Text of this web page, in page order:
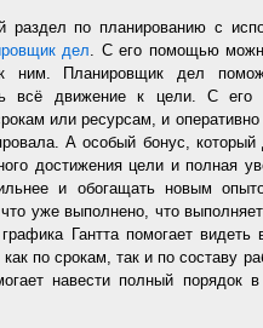
раздел по планированию с
дел. С его помощью
ним. Планировщик дел
всё движение к цели. С
или ресурсам, и
А особый бонус,
достижения цели и полная
и обогащать новым
уже выполнено, что
Гантта помогает
как по срокам, так и по составу
навести полный порядок